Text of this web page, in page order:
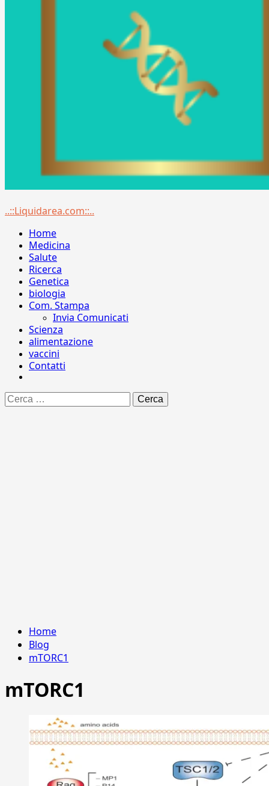
Menu
..::Liquidarea.com::..
Home
Medicina
Salute
Ricerca
Genetica
biologia
Com. Stampa
Invia Comunicati
Scienza
alimentazione
vaccini
Contatti
Ricerca
per:
Home
Blog
mTORC1
mTORC1